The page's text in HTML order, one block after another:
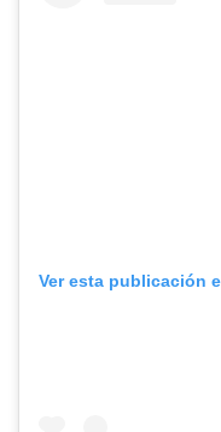
Ver esta publicación